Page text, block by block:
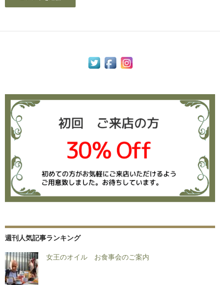
週刊人気記事ランキング
女王のオイル お食事会のご案内